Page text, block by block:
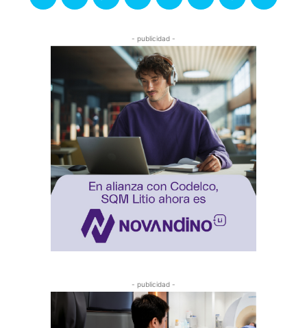
- publicidad -
- publicidad -